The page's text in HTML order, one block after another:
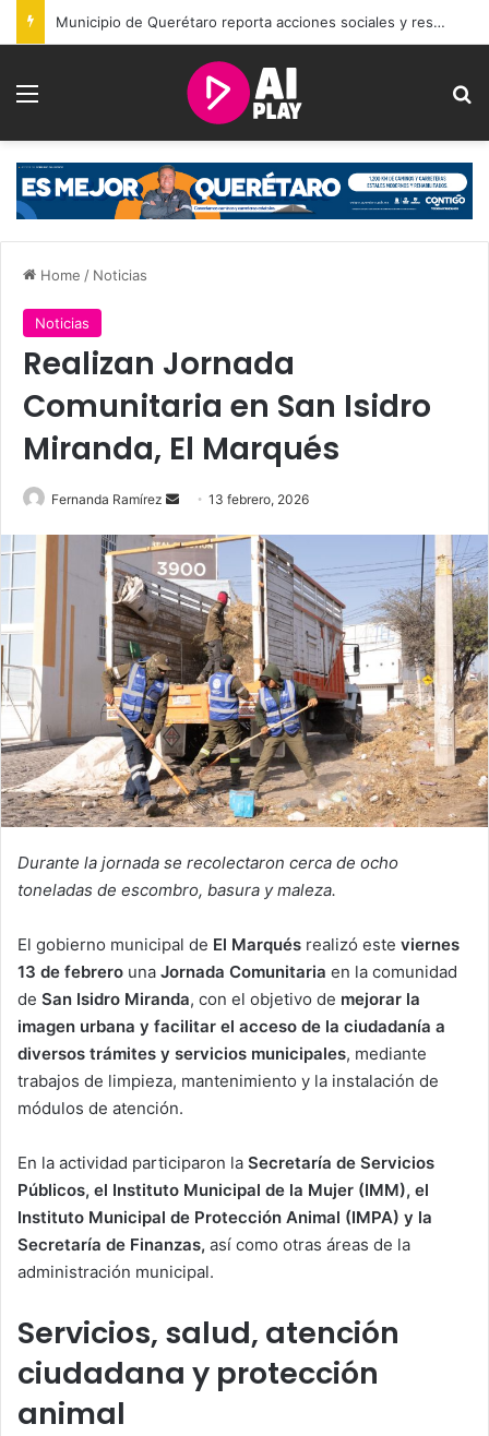
Municipio de Querétaro reporta acciones sociales y resultados de seguridad durante julio
Menu
Home / Noticias
Noticias
Realizan Jornada
Comunitaria en San Isidro
Miranda, El Marqués
Fernanda Ramírez
Send
email
13 febrero, 2026
Durante la jornada se recolectaron cerca de ocho
toneladas de escombro, basura y maleza.
El gobierno municipal de El Marqués realizó este viernes
13 de febrero una Jornada Comunitaria en la comunidad
de San Isidro Miranda, con el objetivo de mejorar la
imagen urbana y facilitar el acceso de la ciudadanía a
diversos trámites y servicios municipales, mediante
trabajos de limpieza, mantenimiento y la instalación de
módulos de atención.
En la actividad participaron la Secretaría de Servicios
Públicos, el Instituto Municipal de la Mujer (IMM), el
Instituto Municipal de Protección Animal (IMPA) y la
Secretaría de Finanzas, así como otras áreas de la
administración municipal.
Servicios, salud, atención
ciudadana y protección
animal